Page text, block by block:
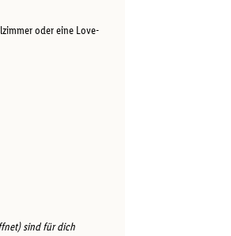
oder eine Love-
sind für dich